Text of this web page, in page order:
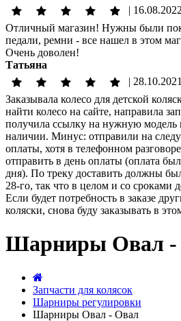
| 16.08.2022
Отличный магазин! Нужны были
педали, ремни - все нашел в этом
Очень доволен!
Татьяна
| 28.10.2021
Заказывала колесо для детской
найти колесо на сайте, направила
получила ссылку на нужную
наличии. Минус: отправили на
оплаты, хотя в телефонном
отправить в день оплаты (оплата
дня). По треку доставить должны
28-го, так что в целом и со сроками
Если будет потребность в заказе
коляски, снова буду заказывать в
Шарниры Овал -
Запчасти для колясок
Шарниры регулировки
Шарниры Овал - Овал